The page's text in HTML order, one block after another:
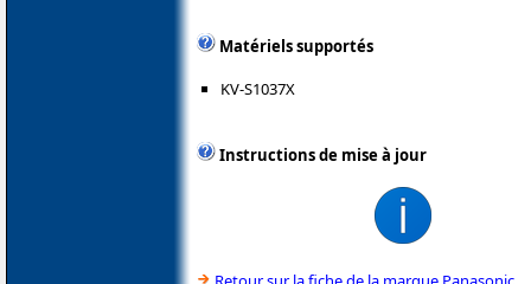
Matériels supportés
KV-S1037X
Instructions de mise à jour